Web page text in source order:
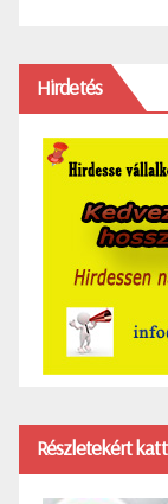
Hirdetés
Részletekért